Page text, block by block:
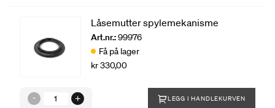
Låsemutter spylemekanisme
Art.nr.:99976
Få på lager
kr 330,00
LEGG I HANDLEKURVEN